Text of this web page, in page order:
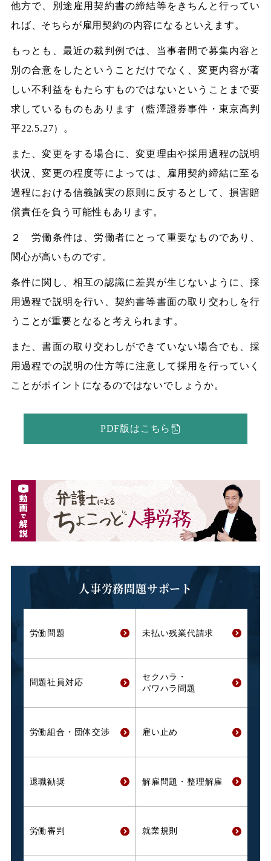
他方で、別途雇用契約書の締結等をきちんと行ってい
れば、そちらが雇用契約の内容になるといえます。
もっとも、最近の裁判例では、当事者間で募集内容と
別の合意をしたということだけでなく、変更内容が著
しい不利益をもたらすものではないということまで要
求しているものもあります（藍澤證券事件・東京高判
平22.5.27）。
また、変更をする場合に、変更理由や採用過程の説明
状況、変更の程度等によっては、雇用契約締結に至る
過程における信義誠実の原則に反するとして、損害賠
償責任を負う可能性もあります。
２ 労働条件は、労働者にとって重要なものであり、
関心が高いものです。
条件に関し、相互の認識に差異が生じないように、採
用過程で説明を行い、契約書等書面の取り交わしを行
うことが重要となると考えられます。
また、書面の取り交わしができていない場合でも、採
用過程での説明の仕方等に注意して採用を行っていく
ことがポイントになるのではないでしょうか。
PDF版はこちら
人事労務問題サポート
労働問題 未払い残業代請求
問題社員対応
セクハラ・
パワハラ問題
労働組合・ 団体交渉 雇い止め
退職勧奨 解雇問題・ 整理解雇
労働審判 就業規則